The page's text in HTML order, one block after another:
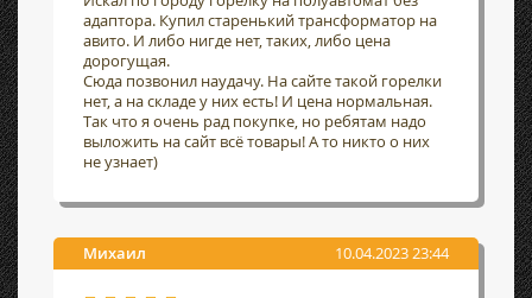
адаптора. Купил старенький трансформатор на
авито. И либо нигде нет, таких, либо цена
дорогущая.
Сюда позвонил наудачу. На сайте такой горелки
нет, а на складе у них есть! И цена нормальная.
Так что я очень рад покупке, но ребятам надо
выложить на сайт всё товары! А то никто о них
не узнает)
Михаил 10.04.2023 23:44